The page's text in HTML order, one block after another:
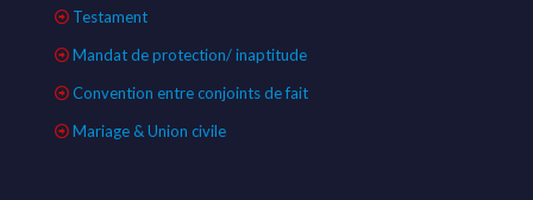
Testament
Mandat de protection/ inaptitude
Convention entre conjoints de fait
Mariage & Union civile